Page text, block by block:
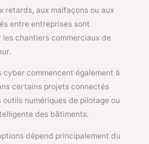
retards, aux malfaçons ou aux
entre entreprises sont
les chantiers commerciaux de
cyber commencent également à
certains projets connectés
numériques de pilotage ou
des bâtiments.
dépend principalement du